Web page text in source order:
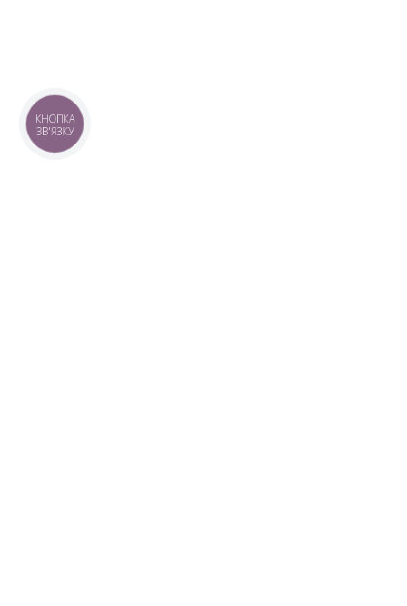
КНОПКА
ЗВ'ЯЗКУ